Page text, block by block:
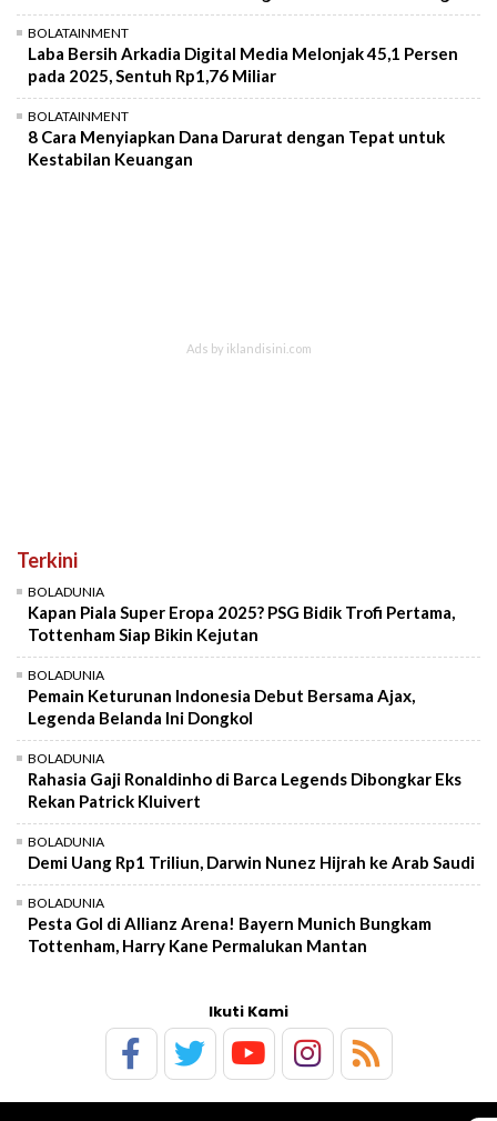
BOLATAINMENT
Laba Bersih Arkadia Digital Media Melonjak 45,1 Persen
pada 2025, Sentuh Rp1,76 Miliar
BOLATAINMENT
8 Cara Menyiapkan Dana Darurat dengan Tepat untuk
Kestabilan Keuangan
Terkini
BOLADUNIA
Kapan Piala Super Eropa 2025? PSG Bidik Trofi Pertama,
Tottenham Siap Bikin Kejutan
BOLADUNIA
Pemain Keturunan Indonesia Debut Bersama Ajax,
Legenda Belanda Ini Dongkol
BOLADUNIA
Rahasia Gaji Ronaldinho di Barca Legends Dibongkar Eks
Rekan Patrick Kluivert
BOLADUNIA
Demi Uang Rp1 Triliun, Darwin Nunez Hijrah ke Arab Saudi
BOLADUNIA
Pesta Gol di Allianz Arena! Bayern Munich Bungkam
Tottenham, Harry Kane Permalukan Mantan
Ikuti Kami